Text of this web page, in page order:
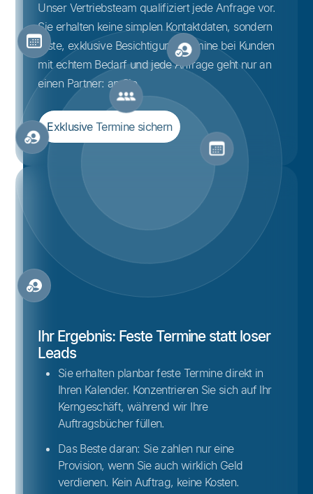
Unser Vertriebsteam qualifiziert jede Anfrage vor.
Sie erhalten keine simplen Kontaktdaten, sondern
feste, exklusive Besichtigungstermine bei Kunden
mit echtem Bedarf und jede Anfrage geht nur an
einen Partner: an Sie.
Exklusive Termine sichern
Ihr Ergebnis: Feste Termine statt loser
Leads
Sie erhalten planbar feste Termine direkt in
Ihren Kalender. Konzentrieren Sie sich auf Ihr
Kerngeschäft, während wir Ihre
Auftragsbücher füllen.
Das Beste daran: Sie zahlen nur eine
Provision, wenn Sie auch wirklich Geld
verdienen. Kein Auftrag, keine Kosten.